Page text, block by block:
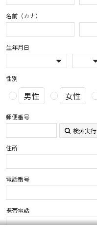
名前（カナ）
生年月日
性別
男性 女性
郵便番号
検索実行
住所
電話番号
携帯電話